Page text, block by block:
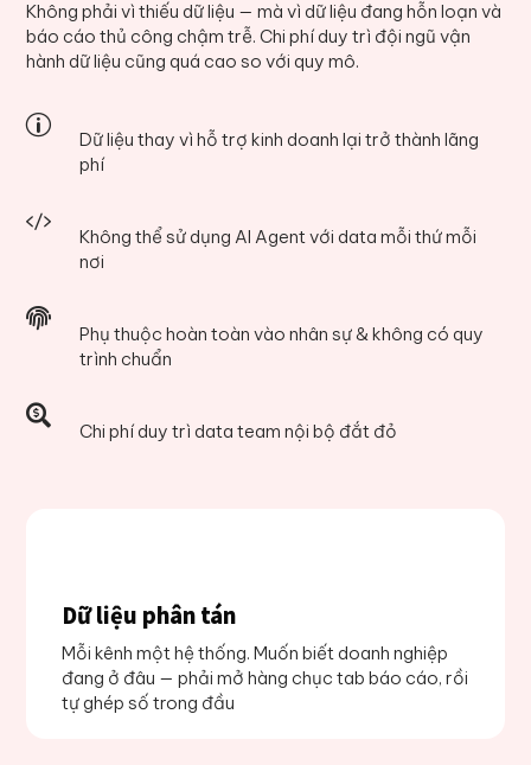
Không phải vì thiếu dữ liệu — mà vì dữ liệu đang hỗn loạn và
báo cáo thủ công chậm trễ. Chi phí duy trì đội ngũ vận
hành dữ liệu cũng quá cao so với quy mô.
p
Dữ liệu thay vì hỗ trợ kinh doanh lại trở thành lãng
phí

Không thể sử dụng AI Agent với data mỗi thứ mỗi
nơi

Phụ thuộc hoàn toàn vào nhân sự & không có quy
trình chuẩn

Chi phí duy trì data team nội bộ đắt đỏ
Dữ liệu phân tán
Mỗi kênh một hệ thống. Muốn biết doanh nghiệp
đang ở đâu — phải mở hàng chục tab báo cáo, rồi
tự ghép số trong đầu